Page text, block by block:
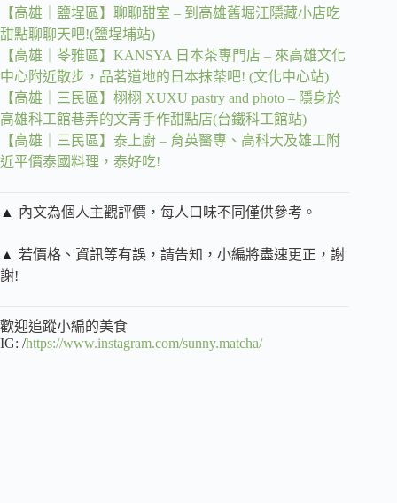
【高雄｜鹽埕區】聊聊甜室 – 到高雄舊堀江隱藏小店吃
甜點聊聊天吧!(鹽埕埔站)
【高雄｜苓雅區】KANSYA 日本茶專門店 – 來高雄文化
中心附近散步，品茗道地的日本抹茶吧! (文化中心站)
【高雄｜三民區】栩栩 XUXU pastry and photo – 隱身於
高雄科工館巷弄的文青手作甜點店(台鐵科工館站)
【高雄｜三民區】泰上廚 – 育英醫專、高科大及雄工附
近平價泰國料理，泰好吃!
▲ 內文為個人主觀評價，每人口味不同僅供參考。
▲ 若價格、資訊等有誤，請告知，小編將盡速更正，謝
謝!
歡迎追蹤小編的美食
IG: /https://www.instagram.com/sunny.matcha/